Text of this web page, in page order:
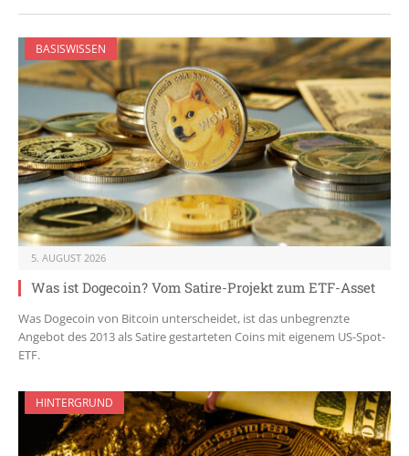
BASISWISSEN
5. AUGUST 2026
Was ist Dogecoin? Vom Satire-Projekt zum ETF-Asset
Was Dogecoin von Bitcoin unterscheidet, ist das unbegrenzte
Angebot des 2013 als Satire gestarteten Coins mit eigenem US-Spot-
ETF.
HINTERGRUND